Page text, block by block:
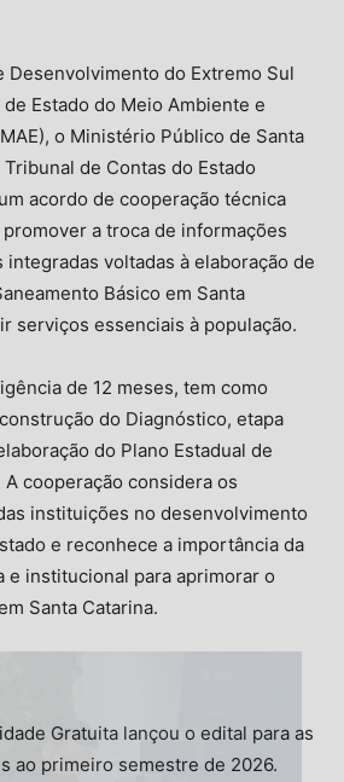
Desenvolvimento do Extremo Sul
de Estado do Meio Ambiente e
o Ministério Público de Santa
de Contas do Estado
acordo de cooperação técnica
a troca de informações
voltadas à elaboração de
Básico em Santa
serviços essenciais à população.
de 12 meses, tem como
do Diagnóstico, etapa
do Plano Estadual de
A cooperação considera os
instituições no desenvolvimento
e reconhece a importância da
e institucional para aprimorar o
Santa Catarina.
Gratuita lançou o edital para as
ao primeiro semestre de 2026.